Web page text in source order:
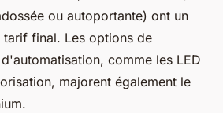
ou autoportante) ont un
final. Les options de
comme les LED
majorent également le